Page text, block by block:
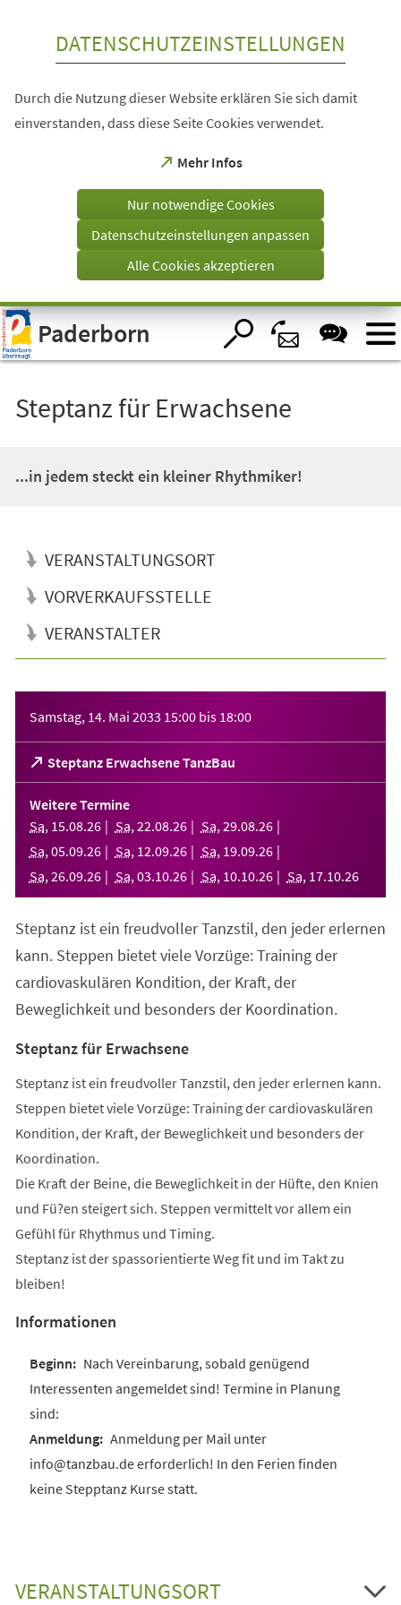
Visuelle
Assistenzsoftware
öffnen.
DATENSCHUTZEINSTELLUNGEN
Durch die Nutzung dieser Website erklären Sie sich damit
einverstanden, dass diese Seite Cookies verwendet.
Mehr Infos
(Öffnet
einem
Tab)
Nur notwendige Cookies
Datenschutzeinstellungen anpassen
Alle Cookies akzeptieren
Paderborn
Steptanz für Erwachsene
...in jedem steckt ein kleiner Rhythmiker!
VERANSTALTUNGSORT
VORVERKAUFSSTELLE
VERANSTALTER
Samstag, 14. Mai 2033 15:00 bis 18:00
Steptanz Erwachsene TanzBau
(Öffnet
in
einem
neuen
Tab)
Weitere Termine
Sa, 15.08.26 Sa, 22.08.26 Sa, 29.08.26
Sa, 05.09.26 Sa, 12.09.26 Sa, 19.09.26
Sa, 26.09.26 Sa, 03.10.26 Sa, 10.10.26 Sa, 17.10.26
Steptanz ist ein freudvoller Tanzstil, den jeder erlernen
kann. Steppen bietet viele Vorzüge: Training der
cardiovaskulären Kondition, der Kraft, der
Beweglichkeit und besonders der Koordination.
Steptanz für Erwachsene
Steptanz ist ein freudvoller Tanzstil, den jeder erlernen kann.
Steppen bietet viele Vorzüge: Training der cardiovaskulären
Kondition, der Kraft, der Beweglichkeit und besonders der
Koordination.
Die Kraft der Beine, die Beweglichkeit in der Hüfte, den Knien
und Fü?en steigert sich. Steppen vermittelt vor allem ein
Gefühl für Rhythmus und Timing.
Steptanz ist der spassorientierte Weg fit und im Takt zu
bleiben!
Informationen
Nach Vereinbarung, sobald genügend
Interessenten angemeldet sind! Termine in Planung
sind:
Anmeldung per Mail unter
info@tanzbau.de erforderlich! In den Ferien finden
keine Stepptanz Kurse statt.
VERANSTALTUNGSORT